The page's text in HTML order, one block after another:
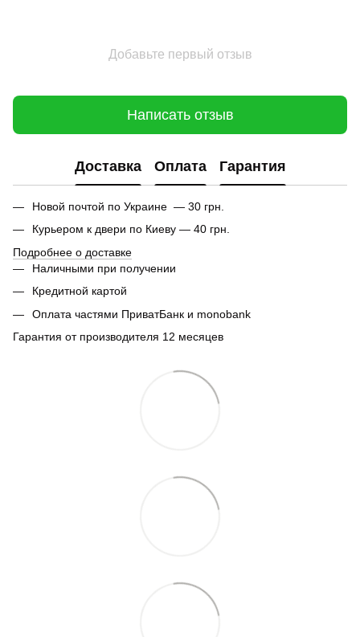
Добавьте первый отзыв
Написать отзыв
Доставка Оплата Гарантия
Новой почтой по Украине — 30 грн.
Курьером к двери по Киеву — 40 грн.
Подробнее о доставке
Наличными при получении
Кредитной картой
Оплата частями ПриватБанк и monobank
Гарантия от производителя 12 месяцев